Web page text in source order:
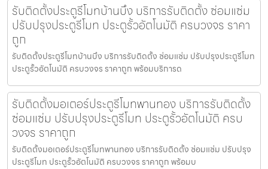
รับติดตั้งประตูรีโมทบ้านบึง บริการรับติดตั้ง ซ่อมแซ่ม
ปรับปรุงประตูรีโมท ประตูรั้วอัตโนมัติ ครบวงจร ราคา
ถูก
รับติดตั้งประตูรีโมทบ้านบึง บริการรับติดตั้ง ซ่อมแซ่ม ปรับปรุงประตูรีโมท
ประตูรั้วอัตโนมัติ ครบวงจร ราคาถูก พร้อมบริการด
รับติดตั้งมอเตอร์ประตูรีโมทพานทอง บริการรับติดตั้ง
ซ่อมแซ่ม ปรับปรุงประตูรีโมท ประตูรั้วอัตโนมัติ ครบ
วงจร ราคาถูก
รับติดตั้งมอเตอร์ประตูรีโมทพานทอง บริการรับติดตั้ง ซ่อมแซ่ม ปรับปรุง
ประตูรีโมท ประตูรั้วอัตโนมัติ ครบวงจร ราคาถูก พร้อมบ